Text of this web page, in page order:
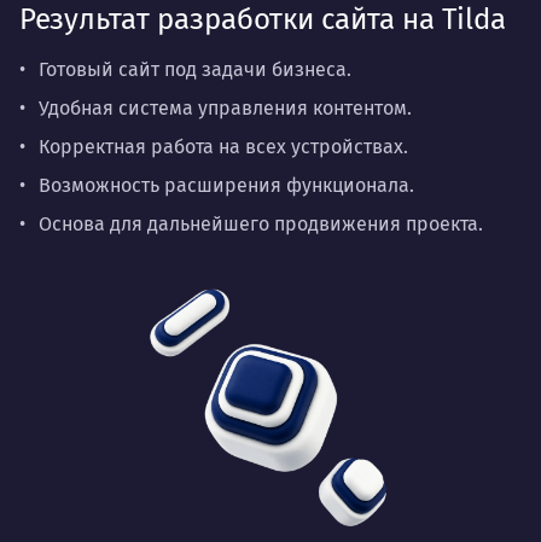
Результат разработки сайта на Tilda
Готовый сайт под задачи бизнеса.
Удобная система управления контентом.
Корректная работа на всех устройствах.
Возможность расширения функционала.
Основа для дальнейшего продвижения проекта.